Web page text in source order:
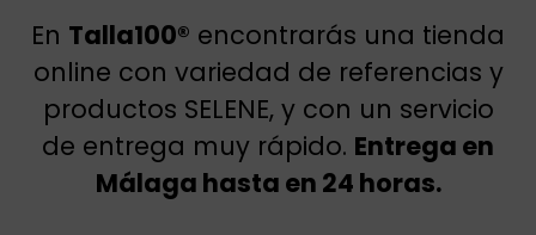
En Talla100® encontrarás una tienda
online con variedad de referencias y
productos SELENE, y con un servicio
de entrega muy rápido. Entrega en
Málaga hasta en 24 horas.